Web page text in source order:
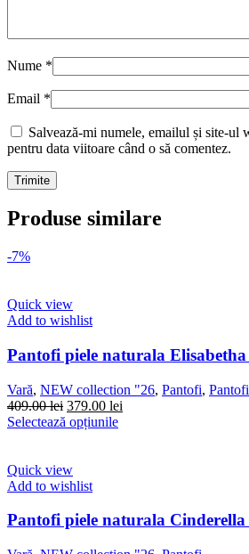
Nume *
Email *
Salvează-mi numele, emailul și site-ul
pentru data viitoare când o să comentez.
Produse similare
-7%
Quick view
Add to wishlist
Pantofi piele naturala
Vară, NEW collection "26, Pantofi,
409.00lei Prețul
inițial
409.00 lei.
379.00 lei
Selectează opțiunileAcest
Opțiunile
fi
Quick view
Add to wishlist
Pantofi piele naturala